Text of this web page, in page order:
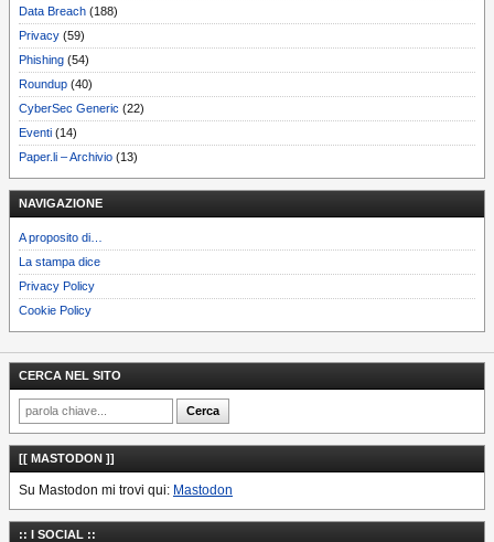
Data Breach (188)
Privacy (59)
Phishing (54)
Roundup (40)
CyberSec Generic (22)
Eventi (14)
Paper.li – Archivio (13)
NAVIGAZIONE
A proposito di…
La stampa dice
Privacy Policy
Cookie Policy
CERCA NEL SITO
[[ MASTODON ]]
Su Mastodon mi trovi qui: Mastodon
:: I SOCIAL ::